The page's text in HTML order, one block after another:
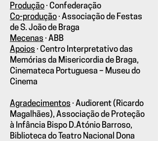
Produção · Confederação
Co-produção · Associação de Festas
de S. João de Braga
Mecenas · ABB
Apoios · Centro Interpretativo das
Memórias da Misericordia de Braga,
Cinemateca Portuguesa – Museu do
Cinema
Agradecimentos · Audiorent (Ricardo
Magalhães), Associação de Proteção
à Infância Bispo D.Atónio Barroso,
Biblioteca do Teatro Nacional Dona